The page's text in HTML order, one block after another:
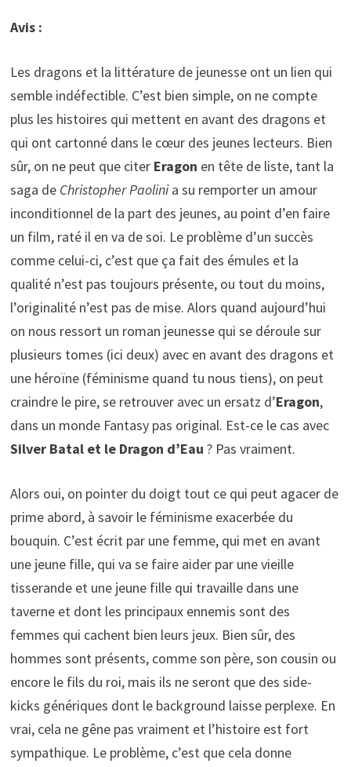
Avis :
Les dragons et la littérature de jeunesse ont un lien qui
semble indéfectible. C’est bien simple, on ne compte
plus les histoires qui mettent en avant des dragons et
qui ont cartonné dans le cœur des jeunes lecteurs. Bien
sûr, on ne peut que citer Eragon en tête de liste, tant la
saga de Christopher Paolinia su remporter un amour
inconditionnel de la part des jeunes, au point d’en faire
un film, raté il en va de soi. Le problème d’un succès
comme celui-ci, c’est que ça fait des émules et la
qualité n’est pas toujours présente, ou tout du moins,
l’originalité n’est pas de mise. Alors quand aujourd’hui
on nous ressort un roman jeunesse qui se déroule sur
plusieurs tomes (ici deux) avec en avant des dragons et
une héroïne (féminisme quand tu nous tiens), on peut
craindre le pire, se retrouver avec un ersatz d’Eragon,
dans un monde Fantasy pas original. Est-ce le cas avec
Silver Batal et le Dragon d’Eau ? Pas vraiment.
Alors oui, on pointer du doigt tout ce qui peut agacer de
prime abord, à savoir le féminisme exacerbée du
bouquin. C’est écrit par une femme, qui met en avant
une jeune fille, qui va se faire aider par une vieille
tisserande et une jeune fille qui travaille dans une
taverne et dont les principaux ennemis sont des
femmes qui cachent bien leurs jeux. Bien sûr, des
hommes sont présents, comme son père, son cousin ou
encore le fils du roi, mais ils ne seront que des side-
kicks génériques dont le background laisse perplexe. En
vrai, cela ne gêne pas vraiment et l’histoire est fort
sympathique. Le problème, c’est que cela donne